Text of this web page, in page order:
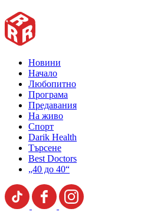
Новини
Начало
Любопитно
Програма
Предавания
На живо
Спорт
Darik Health
Търсене
Best Doctors
„40 до 40“